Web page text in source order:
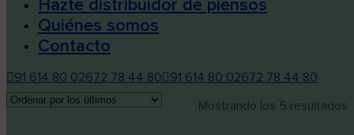
Hazte distribuidor de piensos
Quiénes somos
Contacto
91 614 80 02672 78 44 80 91 614 80 02672 78 44 80
Mostrando los 5 resultados